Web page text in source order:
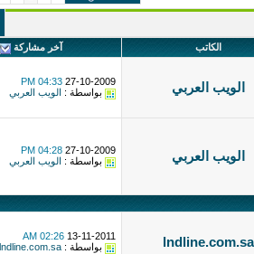
الكاتب آخر مشاركة
الويب العربي 27-10-2009
04:33 PM
بواسطة :
الويب العربي
الويب العربي 27-10-2009
04:28 PM
بواسطة :
الويب العربي
lndline.com.sa
13-11-2011
02:26 AM
بواسطة : lndline.com.sa